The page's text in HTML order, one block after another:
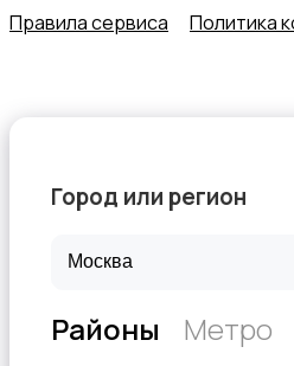
Правила сервиса
Политика
Город или регион
Районы Метро